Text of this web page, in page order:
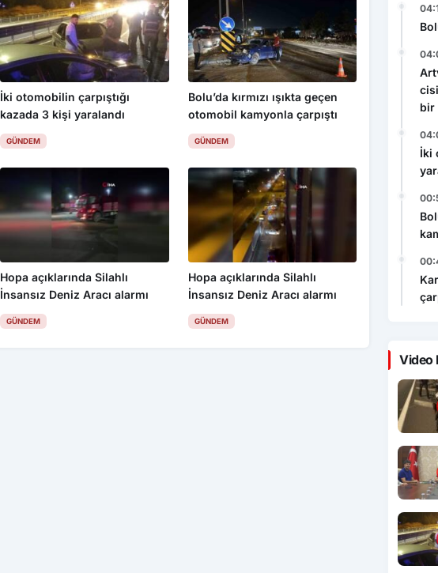
İki otomobilin çarpıştığı
kazada 3 kişi yaralandı
GÜNDEM
Bolu’da kırmızı ışıkta geçen
otomobil kamyonla çarpıştı
GÜNDEM
Hopa açıklarında Silahlı
İnsansız Deniz Aracı alarmı
GÜNDEM
Hopa açıklarında Silahlı
İnsansız Deniz Aracı alarmı
GÜNDEM
bir
İki
Video